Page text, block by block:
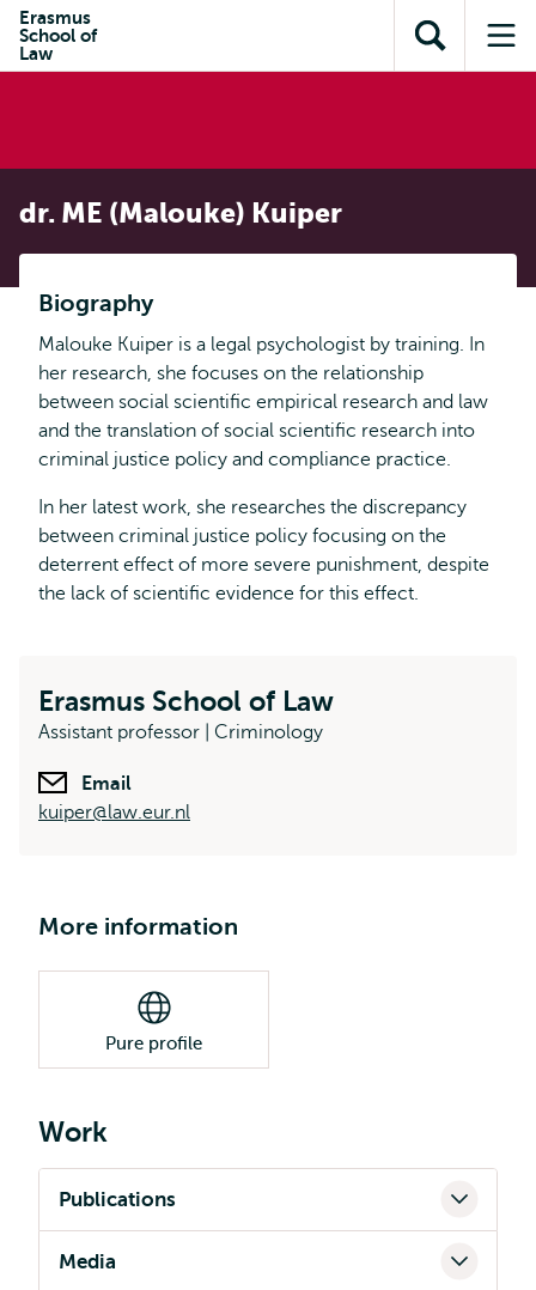
inhoud
Direct naar
subnavigatie
Erasmus
School of
Law
Toon
zoekveld
dr. ME (Malouke) Kuiper
Biography
Malouke Kuiper is a legal psychologist by training. In
her research, she focuses on the relationship
between social scientific empirical research and law
and the translation of social scientific research into
criminal justice policy and compliance practice.
In her latest work, she researches the discrepancy
between criminal justice policy focusing on the
deterrent effect of more severe punishment, despite
the lack of scientific evidence for this effect.
Erasmus School of Law
Assistant professor | Criminology
Email
kuiper@law.eur.nl
More information
Pure profile
Work
Publications
Media